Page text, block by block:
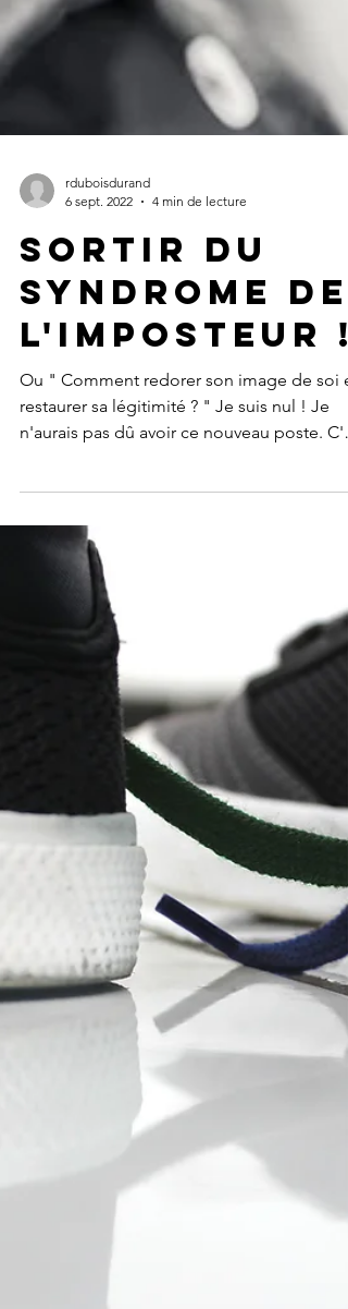
rduboisdurand
6 sept. 2022
4 min de lecture
Sortir du
syndrome de
l'imposteur !
Ou " Comment redorer son image de soi et
restaurer sa légitimité ? " Je suis nul ! Je
n'aurais pas dû avoir ce nouveau poste.